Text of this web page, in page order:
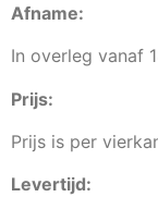
Afname:
In overleg vanaf
Prijs:
Prijs is per
Levertijd: